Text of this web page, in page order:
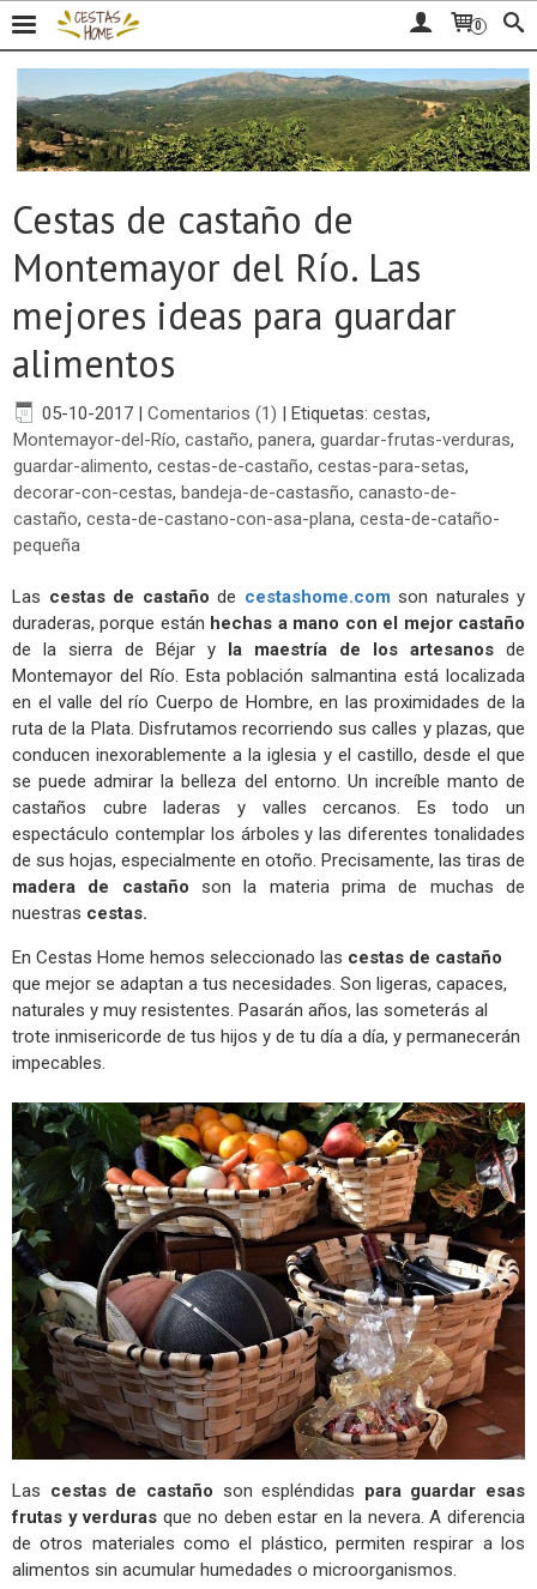
0
Cestas de castaño de
Montemayor del Río. Las
mejores ideas para guardar
alimentos
05-10-2017 | Comentarios (1) | Etiquetas: cestas,
Montemayor-del-Río, castaño, panera, guardar-frutas-verduras,
guardar-alimento, cestas-de-castaño, cestas-para-setas,
decorar-con-cestas, bandeja-de-castasño, canasto-de-
castaño, cesta-de-castano-con-asa-plana, cesta-de-cataño-
pequeña
Las cestas de castaño de cestashome.com son naturales y
duraderas, porque están hechas a mano con el mejor castaño
de la sierra de Béjar y la maestría de los artesanos de
Montemayor del Río. Esta población salmantina está localizada
en el valle del río Cuerpo de Hombre, en las proximidades de la
ruta de la Plata. Disfrutamos recorriendo sus calles y plazas, que
conducen inexorablemente a la iglesia y el castillo, desde el que
se puede admirar la belleza del entorno. Un increíble manto de
castaños cubre laderas y valles cercanos. Es todo un
espectáculo contemplar los árboles y las diferentes tonalidades
de sus hojas, especialmente en otoño. Precisamente, las tiras de
madera de castaño son la materia prima de muchas de
nuestras cestas.
En Cestas Home hemos seleccionado las cestas de castaño
que mejor se adaptan a tus necesidades. Son ligeras, capaces,
naturales y muy resistentes. Pasarán años, las someterás al
trote inmisericorde de tus hijos y de tu día a día, y permanecerán
impecables.
Las cestas de castaño son espléndidas para guardar esas
frutas y verdurasque no deben estar en la nevera. A diferencia
de otros materiales como el plástico, permiten respirar a los
alimentos sin acumular humedades o microorganismos.